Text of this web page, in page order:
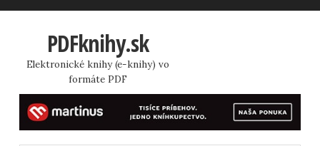
PDFknihy.sk
Elektronické knihy (e-knihy) vo
formáte PDF